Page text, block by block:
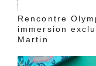
Rencontre
immersion
Martin